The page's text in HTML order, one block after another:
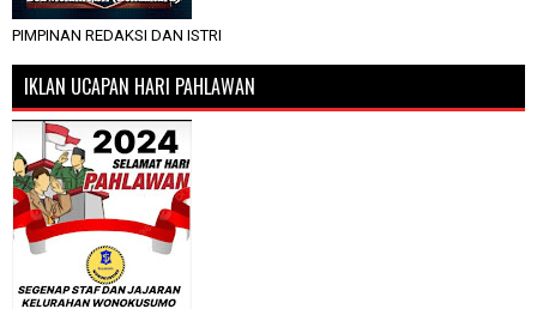
PIMPINAN REDAKSI DAN ISTRI
IKLAN UCAPAN HARI PAHLAWAN